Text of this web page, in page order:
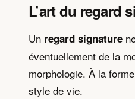
L’art du regard
Un regard signature
éventuellement de la
morphologie. À la
style de vie.